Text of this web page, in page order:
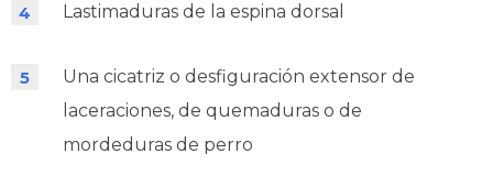
Lastimaduras de la espina dorsal
Una cicatriz o desfiguración extensor de
laceraciones, de quemaduras o de
mordeduras de perro